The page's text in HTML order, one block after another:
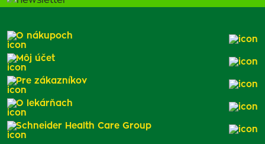
O nákupoch
Môj účet
Pre zákazníkov
O lekárňach
Schneider Health Care Group